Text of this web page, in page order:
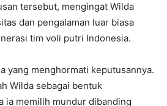
tersebut, mengingat Wilda
dan pengalaman luar biasa
tim voli putri Indonesia.
yang menghormati keputusannya.
Wilda sebagai bentuk
ia memilih mundur dibanding